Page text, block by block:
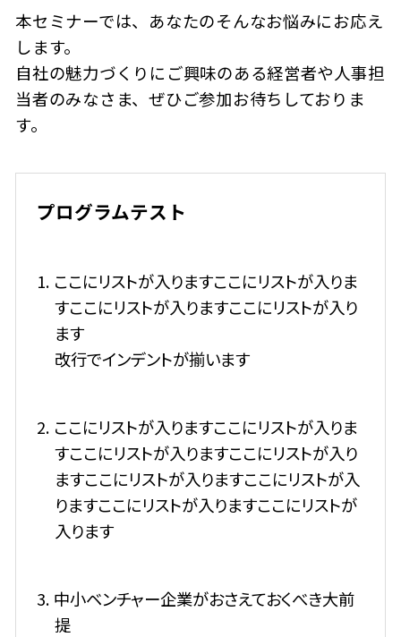
本セミナーでは、あなたのそんなお悩みにお応え
します。
自社の魅力づくりにご興味のある経営者や人事担
当者のみなさま、ぜひご参加お待ちしておりま
す。
プログラムテスト
1. ここにリストが入りますここにリストが入りま
すここにリストが入りますここにリストが入り
ます
改行でインデントが揃います
2. ここにリストが入りますここにリストが入りま
すここにリストが入りますここにリストが入り
ますここにリストが入りますここにリストが入
りますここにリストが入りますここにリストが
入ります
3. 中小ベンチャー企業がおさえておくべき大前
提